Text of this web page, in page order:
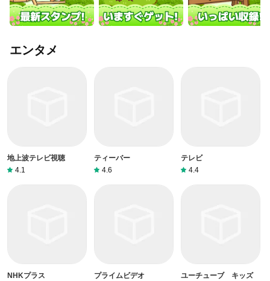
エンタメ
地上波テレビ視聴
4.1
ティーバー
4.6
テレビ
4.4
NHKプラス
プライムビデオ
ユーチューブ キッズ